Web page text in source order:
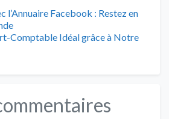
l’Annuaire Facebook : Restez en
Comptable Idéal grâce à Notre